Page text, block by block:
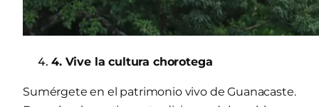
4. Vive la cultura chorotega
Sumérgete en el patrimonio vivo de Guanacaste.